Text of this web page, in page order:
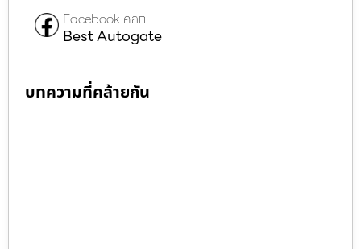
Facebook คลิก
Best Autogate
บทความที่คล้ายกัน